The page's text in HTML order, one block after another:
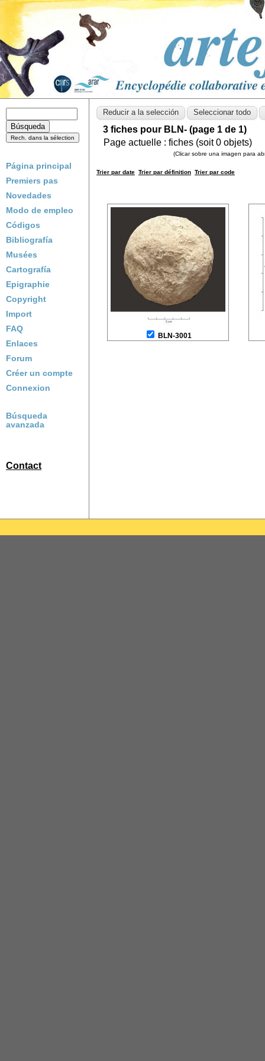
Página principal
Premiers pas
Novedades
Modo de empleo
Códigos
Bibliografía
Musées
Cartografía
Epigraphie
Copyright
Import
FAQ
Enlaces
Forum
Créer un compte
Connexion
Búsqueda
avanzada
Contact
3 fiches pour BLN- (page 1 de 1)
Page actuelle : fiches (soit0 objets)
(Clicar sobre una imagen para
Trier par date Trier par définition Trier par code
BLN-3001